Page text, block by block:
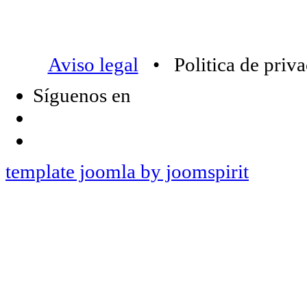
Aviso legal • Politica de
Síguenos en
template joomla by joomspirit